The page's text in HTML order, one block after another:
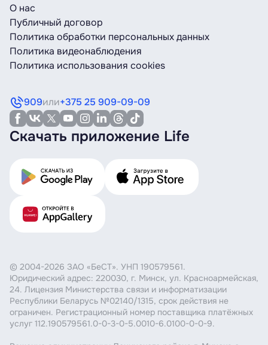
О нас
Публичный договор
Политика обработки персональных данных
Политика видеонаблюдения
Политика использования cookies
909или+375 25 909-09-09
Скачать приложение Life
© 2004-2026 ЗАО «БеСТ». УНП 190579561.
Юридический адрес: 220030, г. Минск, ул. Красноармейская,
24. Лицензия Министерства связи и информатизации
Республики Беларусь №02140/1315, срок действия не
ограничен. Регистрационный номер поставщика платёжных
услуг 112.190579561.0-0-3-0-5.0010-6.0100-0-0-9.